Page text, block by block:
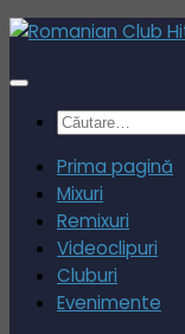
Skip
content
Caută
Prima pagină
Mixuri
Remixuri
Videoclipuri
Cluburi
Evenimente